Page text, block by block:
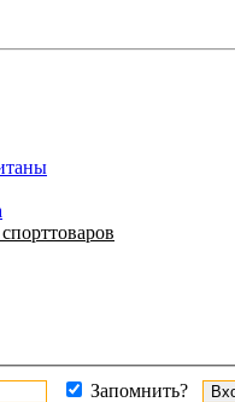
Запомнить?